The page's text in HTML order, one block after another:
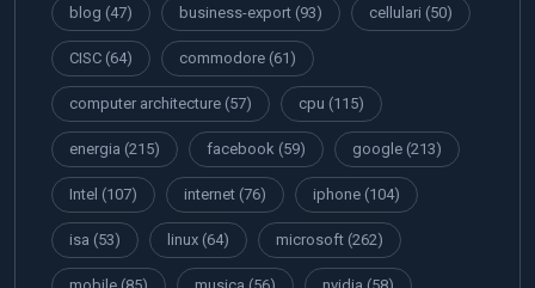
blog (47) business-export (93) cellulari (50)
CISC (64) commodore (61)
computer architecture (57) cpu (115)
energia (215) facebook (59) google (213)
Intel (107) internet (76) iphone (104)
isa (53) linux (64) microsoft (262)